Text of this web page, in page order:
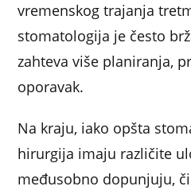
vremenskog trajanja
stomatologija je često
zahteva više planiranja,
oporavak.
Na kraju, iako opšta
hirurgija imaju različite
međusobno dopunjuju,